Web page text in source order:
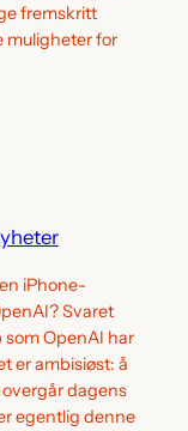
fremskritt
muligheter for
iPhone-
Svaret
OpenAI har
er ambisiøst: å
dagens
egentlig denne